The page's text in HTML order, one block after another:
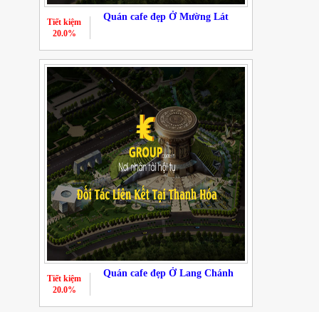
Quán cafe đẹp Ở Mường Lát
Tiết kiệm
20.0%
Quán cafe đẹp Ở Lang Chánh
Tiết kiệm
20.0%